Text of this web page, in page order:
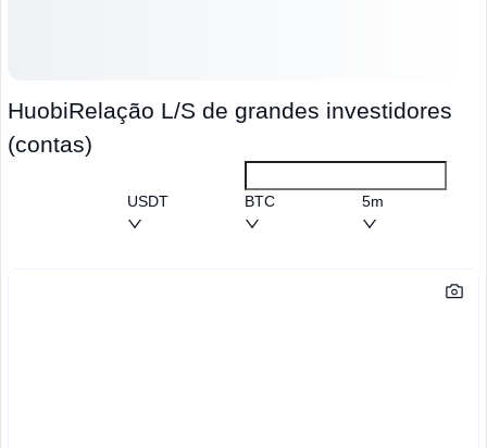
HuobiRelação L/S de grandes investidores
(contas)
USDT BTC 5m